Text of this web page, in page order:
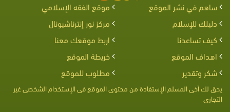
ساهم في نشر الموقع
موقع الفقه الإسلامي
دليلك للإسلام
مركز نور إنترناشيونال
كيف تساعدنا
اربط موقعك معنا
اهداف الموقع
خريطة الموقع
شكر وتقدير
مطلوب للموقع
يحق لك أخى المسلم الإستفادة من محتوى الموقع فى الإستخدام الشخصى غير
التجارى